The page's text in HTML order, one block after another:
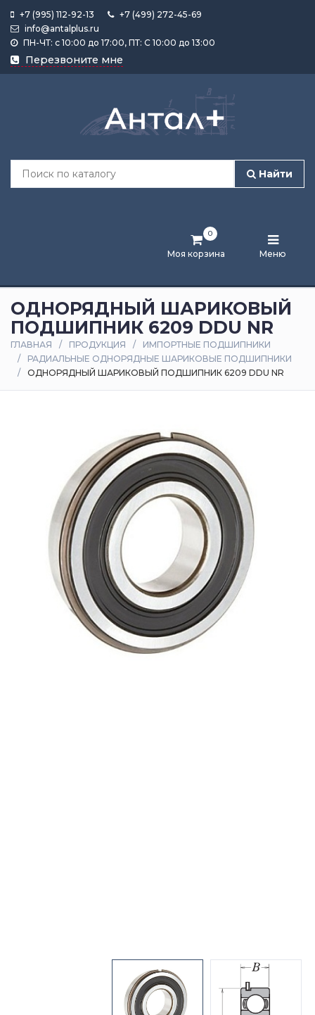
+7 (995) 112-92-13
+7 (499) 272-45-69
info@antalplus.ru
ПН-ЧТ: с 10:00 до 17:00, ПТ: С 10:00 до 13:00
Перезвоните мне
Найти
Моя корзина
0
Меню
Каталог
продукции
Лента
и
статьи
Оплата
доставка
ОДНОРЯДНЫЙ ШАРИКОВЫЙ
ПОДШИПНИК 6209 DDU NR
ГЛАВНАЯ ПРОДУКЦИЯ
ИМПОРТНЫЕ ПОДШИПНИКИ
РАДИАЛЬНЫЕ ОДНОРЯДНЫЕ ШАРИКОВЫЕ ПОДШИПНИКИ
ОДНОРЯДНЫЙ ШАРИКОВЫЙ ПОДШИПНИК 6209 DDU NR